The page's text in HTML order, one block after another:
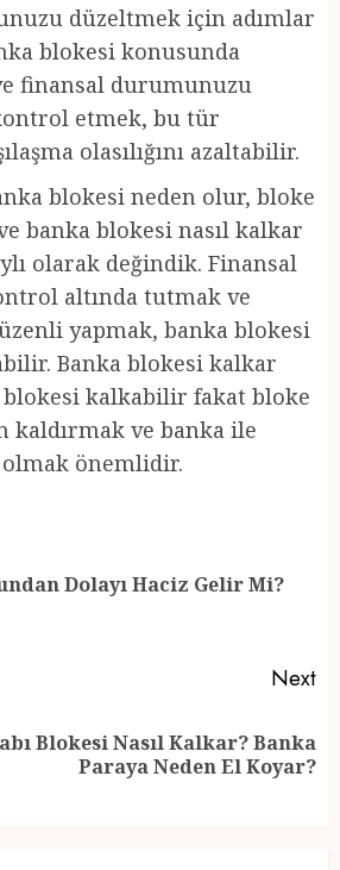
düzeltmek için adımlar
blokesi konusunda
finansal durumunuzu
etmek, bu tür
olasılığını azaltabilir.
blokesi neden olur, bloke
banka blokesi nasıl kalkar
olarak değindik. Finansal
altında tutmak ve
yapmak, banka blokesi
Banka blokesi kalkar
blokesi kalkabilir fakat bloke
kaldırmak ve banka ile
önemlidir.
Dolayı Haciz Gelir Mi?
Next
Blokesi Nasıl Kalkar? Banka
Paraya Neden El Koyar?